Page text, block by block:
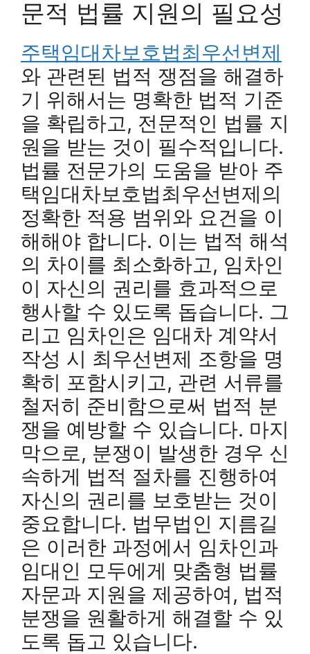
문적 법률 지원의 필요성
주택임대차보호법최우선변제
와 관련된 법적 쟁점을 해결하
기 위해서는 명확한 법적 기준
을 확립하고, 전문적인 법률 지
원을 받는 것이 필수적입니다.
법률 전문가의 도움을 받아 주
택임대차보호법최우선변제의
정확한 적용 범위와 요건을 이
해해야 합니다. 이는 법적 해석
의 차이를 최소화하고, 임차인
이 자신의 권리를 효과적으로
행사할 수 있도록 돕습니다. 그
리고 임차인은 임대차 계약서
작성 시 최우선변제 조항을 명
확히 포함시키고, 관련 서류를
철저히 준비함으로써 법적 분
쟁을 예방할 수 있습니다. 마지
막으로, 분쟁이 발생한 경우 신
속하게 법적 절차를 진행하여
자신의 권리를 보호받는 것이
중요합니다. 법무법인 지름길
은 이러한 과정에서 임차인과
임대인 모두에게 맞춤형 법률
자문과 지원을 제공하여, 법적
분쟁을 원활하게 해결할 수 있
도록 돕고 있습니다.